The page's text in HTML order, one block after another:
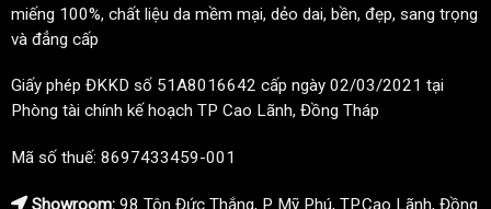
miếng 100%, chất liệu da mềm mại, dẻo dai, bền, đẹp, sang trọng
và đẳng cấp
Giấy phép ĐKKD số 51A8016642 cấp ngày 02/03/2021 tại
Phòng tài chính kế hoạch TP Cao Lãnh, Đồng Tháp
Mã số thuế: 8697433459-001
Showroom: 98 Tôn Đức Thắng, P Mỹ Phú, TP.Cao Lãnh, Đồng